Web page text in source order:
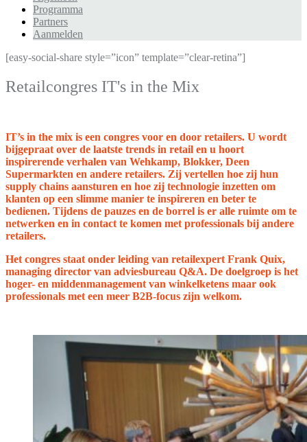
Programma
Partners
Aanmelden
[easy-social-share style=”icon” template=”clear-retina”]
Retailcongres IT's in the Mix
IT’s in the mix is een congres voor en door retailers. U wordt
bijgepraat over de laatste trends in retail en u hoort
inspirerende verhalen van Wehkamp, Blokker, Deen
Supermarkten en andere retailers. Zij vertellen hoe zij hun
supply chains aansturen en hoe zij technologie inzetten om
klanten op een slimme manier te inspireren en beter te
bedienen. Tijdens de pauzes en de borrel is er alle ruimte om te
netwerken en in contact te komen met professionals bij andere
retailers.
Het congres staat onder leiding van retailexpert Frank Quix,
managing director van adviesbureau Q&A. De doelgroep is het
hoger- en middenmanagement van winkelketens maar ook
professionals met een meer B2B-focus zijn welkom.